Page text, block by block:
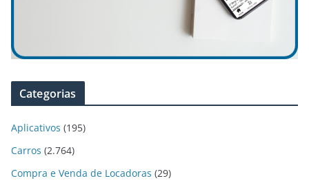
Categorias
Aplicativos (195)
Carros (2.764)
Compra e Venda de Locadoras (29)